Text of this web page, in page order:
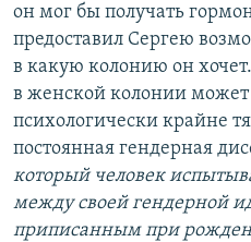
он мог бы получать
предоставил Сергею
в какую колонию он
в женской колонии может
психологически крайне
постоянная гендерная
который человек
между своей гендерной
приписанным при